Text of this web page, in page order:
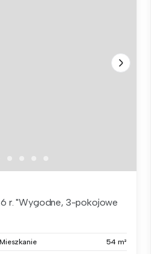
r. "Wygodne, 3-pokojowe
Mieszkanie 54 m²